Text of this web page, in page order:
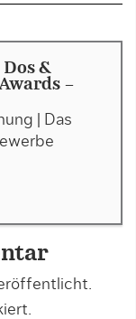
&
-
| Das